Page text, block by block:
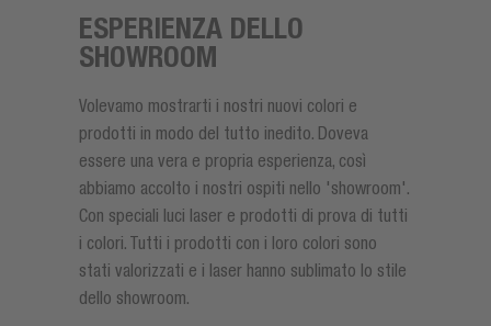
ESPERIENZA DELLO
SHOWROOM
Volevamo mostrarti i nostri nuovi colori e
prodotti in modo del tutto inedito. Doveva
essere una vera e propria esperienza, così
abbiamo accolto i nostri ospiti nello 'showroom'.
Con speciali luci laser e prodotti di prova di tutti
i colori. Tutti i prodotti con i loro colori sono
stati valorizzati e i laser hanno sublimato lo stile
dello showroom.